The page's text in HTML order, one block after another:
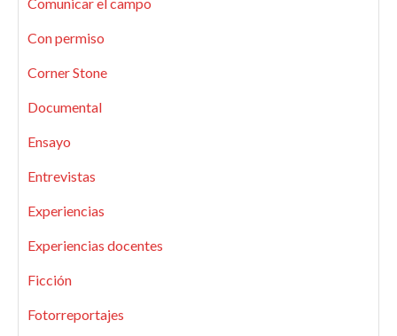
Con permiso
Corner Stone
Documental
Ensayo
Entrevistas
Experiencias
Experiencias docentes
Ficción
Fotorreportajes